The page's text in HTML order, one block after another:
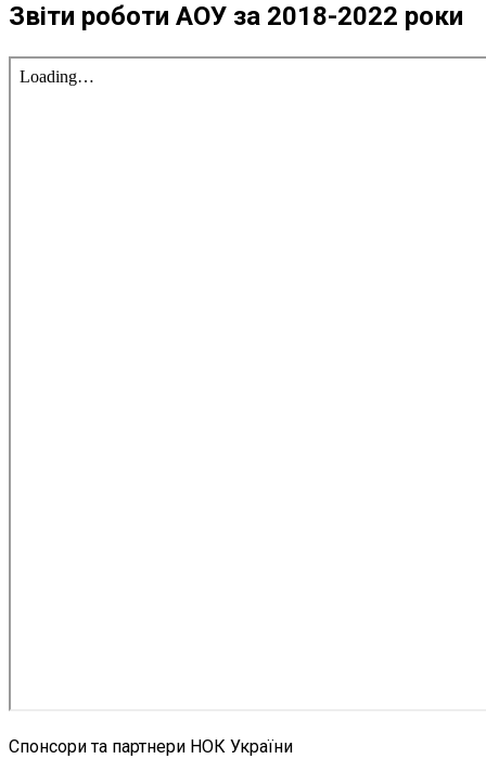
Звіти роботи АОУ за 2018-2022 роки
Спонсори та партнери НОК України